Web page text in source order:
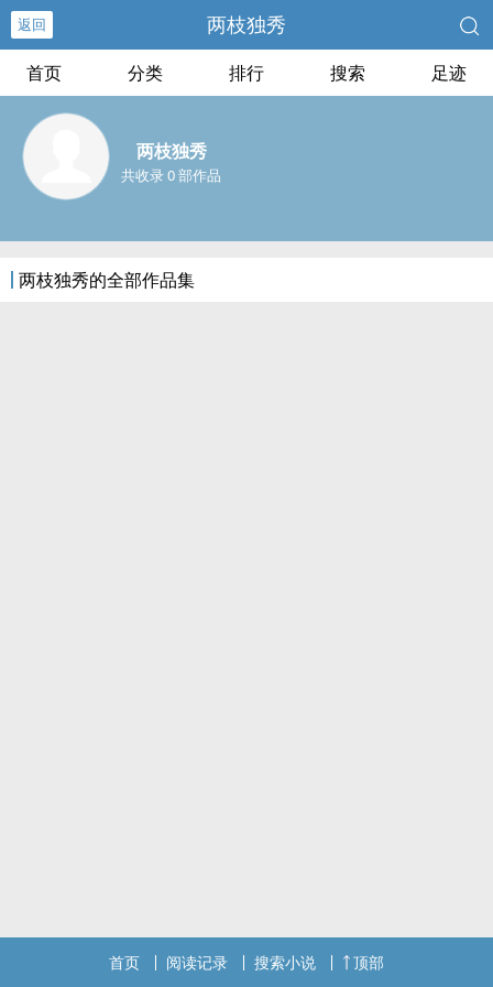
返回 两枝独秀
首页 分类 排行 搜索 足迹
两枝独秀
共收录 0 部作品
两枝独秀的全部作品集
首页 阅读记录 搜索小说 顶部